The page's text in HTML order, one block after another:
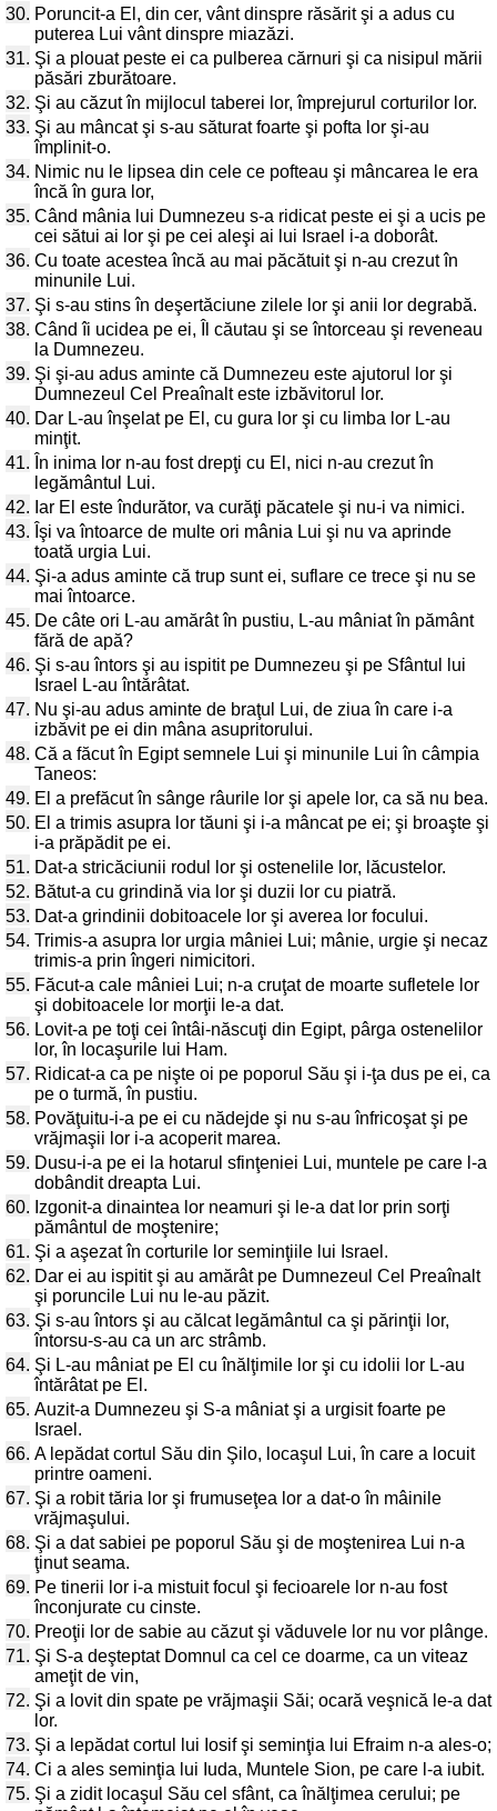
30. Poruncit-a El, din cer, vânt dinspre răsărit şi a adus cu
puterea Lui vânt dinspre miazăzi.
31. Şi a plouat peste ei ca pulberea cărnuri şi ca nisipul mării
păsări zburătoare.
32. Şi au căzut în mijlocul taberei lor, împrejurul corturilor lor.
33. Şi au mâncat şi s-au săturat foarte şi pofta lor şi-au
împlinit-o.
34. Nimic nu le lipsea din cele ce pofteau şi mâncarea le era
încă în gura lor,
35. Când mânia lui Dumnezeu s-a ridicat peste ei şi a ucis pe
cei sătui ai lor şi pe cei aleşi ai lui Israel i-a doborât.
36. Cu toate acestea încă au mai păcătuit şi n-au crezut în
minunile Lui.
37. Şi s-au stins în deşertăciune zilele lor şi anii lor degrabă.
38. Când îi ucidea pe ei, Îl căutau şi se întorceau şi reveneau
la Dumnezeu.
39. Şi şi-au adus aminte că Dumnezeu este ajutorul lor şi
Dumnezeul Cel Preaînalt este izbăvitorul lor.
40. Dar L-au înşelat pe El, cu gura lor şi cu limba lor L-au
minţit.
41. În inima lor n-au fost drepţi cu El, nici n-au crezut în
legământul Lui.
42. Iar El este îndurător, va curăţi păcatele şi nu-i va nimici.
43. Îşi va întoarce de multe ori mânia Lui şi nu va aprinde
toată urgia Lui.
44. Şi-a adus aminte că trup sunt ei, suflare ce trece şi nu se
mai întoarce.
45. De câte ori L-au amărât în pustiu, L-au mâniat în pământ
fără de apă?
46. Şi s-au întors şi au ispitit pe Dumnezeu şi pe Sfântul lui
Israel L-au întărâtat.
47. Nu şi-au adus aminte de braţul Lui, de ziua în care i-a
izbăvit pe ei din mâna asupritorului.
48. Că a făcut în Egipt semnele Lui şi minunile Lui în câmpia
Taneos:
49. El a prefăcut în sânge râurile lor şi apele lor, ca să nu bea.
50. El a trimis asupra lor tăuni şi i-a mâncat pe ei; şi broaşte şi
i-a prăpădit pe ei.
51. Dat-a stricăciunii rodul lor şi ostenelile lor, lăcustelor.
52. Bătut-a cu grindină via lor şi duzii lor cu piatră.
53. Dat-a grindinii dobitoacele lor şi averea lor focului.
54. Trimis-a asupra lor urgia mâniei Lui; mânie, urgie şi necaz
trimis-a prin îngeri nimicitori.
55. Făcut-a cale mâniei Lui; n-a cruţat de moarte sufletele lor
şi dobitoacele lor morţii le-a dat.
56. Lovit-a pe toţi cei întâi-născuţi din Egipt, pârga ostenelilor
lor, în locaşurile lui Ham.
57. Ridicat-a ca pe nişte oi pe poporul Său şi i-ţa dus pe ei, ca
pe o turmă, în pustiu.
58. Povăţuitu-i-a pe ei cu nădejde şi nu s-au înfricoşat şi pe
vrăjmaşii lor i-a acoperit marea.
59. Dusu-i-a pe ei la hotarul sfinţeniei Lui, muntele pe care l-a
dobândit dreapta Lui.
60. Izgonit-a dinaintea lor neamuri şi le-a dat lor prin sorţi
pământul de moştenire;
61. Şi a aşezat în corturile lor seminţiile lui Israel.
62. Dar ei au ispitit şi au amărât pe Dumnezeul Cel Preaînalt
şi poruncile Lui nu le-au păzit.
63. Şi s-au întors şi au călcat legământul ca şi părinţii lor,
întorsu-s-au ca un arc strâmb.
64. Şi L-au mâniat pe El cu înălţimile lor şi cu idolii lor L-au
întărâtat pe El.
65. Auzit-a Dumnezeu şi S-a mâniat şi a urgisit foarte pe
Israel.
66. A lepădat cortul Său din Şilo, locaşul Lui, în care a locuit
printre oameni.
67. Şi a robit tăria lor şi frumuseţea lor a dat-o în mâinile
vrăjmaşului.
68. Şi a dat sabiei pe poporul Său şi de moştenirea Lui n-a
ţinut seama.
69. Pe tinerii lor i-a mistuit focul şi fecioarele lor n-au fost
înconjurate cu cinste.
70. Preoţii lor de sabie au căzut şi văduvele lor nu vor plânge.
71. Şi S-a deşteptat Domnul ca cel ce doarme, ca un viteaz
ameţit de vin,
72. Şi a lovit din spate pe vrăjmaşii Săi; ocară veşnică le-a dat
lor.
73. Şi a lepădat cortul lui Iosif şi seminţia lui Efraim n-a ales-o;
74. Ci a ales seminţia lui Iuda, Muntele Sion, pe care l-a iubit.
75. Şi a zidit locaşul Său cel sfânt, ca înălţimea cerului; pe